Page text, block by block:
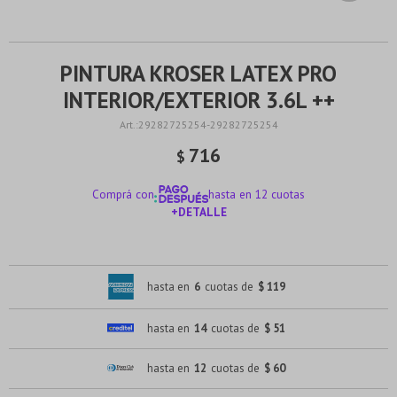
PINTURA KROSER LATEX PRO
INTERIOR/EXTERIOR 3.6L ++
29282725254-29282725254
$ 716
Comprá con
hasta en 12 cuotas
+DETALLE
hasta en 6 cuotas de $ 119
hasta en 14 cuotas de $ 51
hasta en 12 cuotas de $ 60